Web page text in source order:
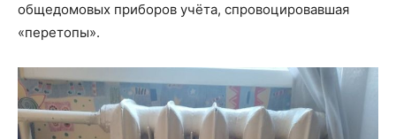
общедомовых приборов учёта, спровоцировавшая
«перетопы».